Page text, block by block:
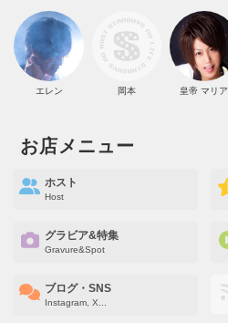
エレン 岡本 皇帝 マリア
お店メニュー
ホスト
Host
グラビア&特集
Gravure&Spot
ブログ・SNS
Instagram, X...